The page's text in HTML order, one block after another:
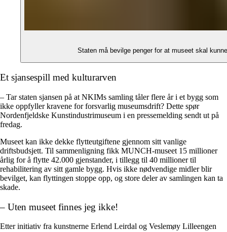
Staten må bevilge penger for at museet skal
Et sjansespill med kulturarven
– Tar staten sjansen på at NKIMs samling tåler flere år i et bygg som
ikke oppfyller kravene for forsvarlig museumsdrift? Dette spør
Nordenfjeldske Kunstindustrimuseum i en pressemelding sendt ut på
fredag.
Museet kan ikke dekke flytteutgiftene gjennom sitt vanlige
driftsbudsjett. Til sammenligning fikk MUNCH-museet 15 millioner
årlig for å flytte 42.000 gjenstander, i tillegg til 40 millioner til
rehabilitering av sitt gamle bygg. Hvis ikke nødvendige midler blir
bevilget, kan flyttingen stoppe opp, og store deler av samlingen kan ta
skade.
– Uten museet finnes jeg ikke!
Etter initiativ fra kunstnerne Erlend Leirdal og Veslemøy Lilleengen